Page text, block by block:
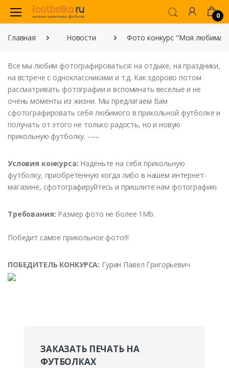
0
Главная Новости Фото конкурс "Моя любимая
Все мы любим фотографироваться:на отдыхе, на праздники,
на встрече с одноклассниками и т.д. Какздоровопотом
рассматривать фотографии и вспоминать веселые ине
очень моменты из жизни. Мы предлагаем Вам
сфотографировать себя любимого вприкольной футболке и
получать от этого не только радость, но иновую
прикольную футболку. -----
Условия конкурса: Наденьте на себя прикольную
футболку, приобретенную когда либо в нашем интернет-
магазине, сфотографируйтесь и пришлите нам фотографию.
Требования: Размер фото не более 1Mb.
Победит самое прикольное фото!!!
ПОБЕДИТЕЛЬ КОНКУРСА: Гурин Павел Григорьевич
ЗАКАЗАТЬ ПЕЧАТЬ НА
ФУТБОЛКАХ